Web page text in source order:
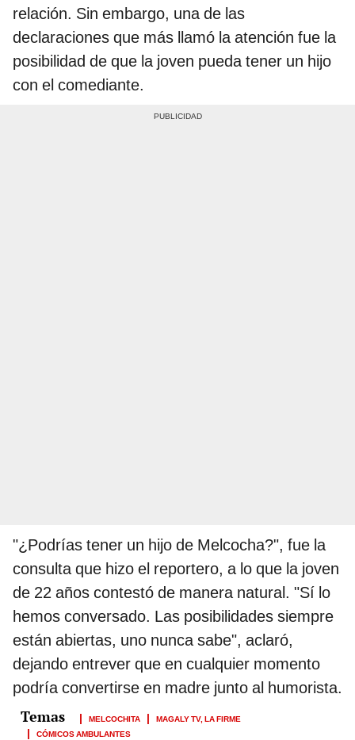
relación. Sin embargo, una de las
declaraciones que más llamó la atención fue la
posibilidad de que la joven pueda tener un hijo
con el comediante.
"¿Podrías tener un hijo de Melcocha?", fue la
consulta que hizo el reportero, a lo que la joven
de 22 años contestó de manera natural. "Sí lo
hemos conversado. Las posibilidades siempre
están abiertas, uno nunca sabe", aclaró,
dejando entrever que en cualquier momento
podría convertirse en madre junto al humorista.
MELCOCHITA
MAGALY TV, LA FIRME
CÓMICOS AMBULANTES